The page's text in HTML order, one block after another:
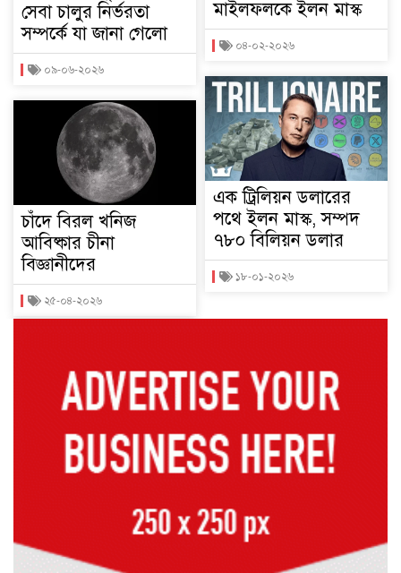
সেবা চালুর নির্ভরতা
সম্পর্কে যা জানা গেলো
০৯-০৬-২০২৬
চাঁদে বিরল খনিজ
আবিষ্কার চীনা
বিজ্ঞানীদের
২৫-০৪-২০২৬
মাইলফলকে ইলন মাস্ক
০৪-০২-২০২৬
এক ট্রিলিয়ন ডলারের
পথে ইলন মাস্ক, সম্পদ
৭৮০ বিলিয়ন ডলার
১৮-০১-২০২৬